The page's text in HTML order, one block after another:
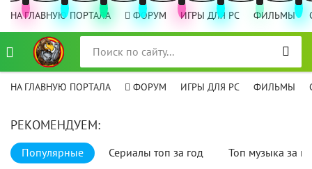
НА ГЛАВНУЮ ПОРТАЛА ФОРУМ ИГРЫ ДЛЯ PC ФИЛЬМЫ
НА ГЛАВНУЮ ПОРТАЛА ФОРУМ ИГРЫ ДЛЯ PC ФИЛЬМЫ
РЕКОМЕНДУЕМ:
Популярные Сериалы топ за год Топ музыка за